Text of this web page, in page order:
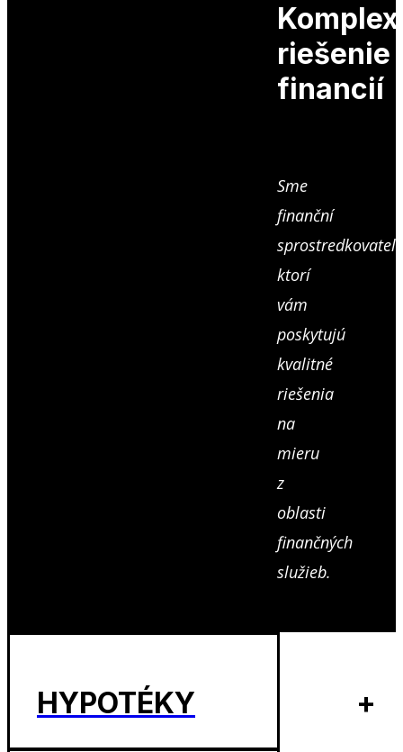
riešenie
financií
Sme
finanční
ktorí
vám
poskytujú
kvalitné
riešenia
na
mieru
z
oblasti
finančných
služieb.
HYPOTÉKY